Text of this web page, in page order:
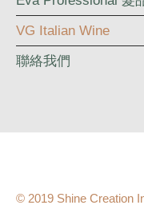
VG Italian Wine
聯絡我們
© 2019 Shine Creation